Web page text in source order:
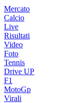
Mercato
Calcio
Live
Risultati
Video
Foto
Tennis
Drive UP
F1
MotoGp
Virali